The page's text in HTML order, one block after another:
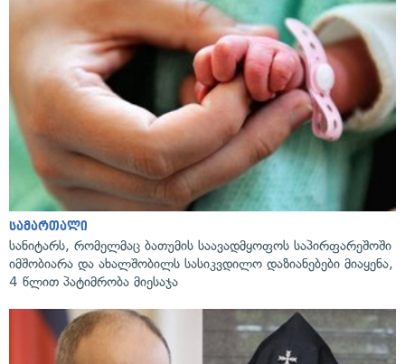
სამართალი
სანიტარს, რომელმაც ბათუმის საავადმყოფოს საპირფარეშოში
იმშობიარა და ახალშობილს სასიკვდილო დაზიანებები მიაყენა,
4 წლით პატიმრობა მიესაჯა